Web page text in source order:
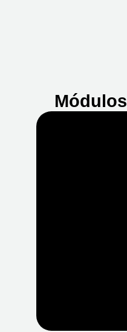
Módulos